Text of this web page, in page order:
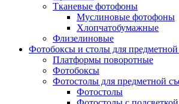
Тканевые фотофоны
Муслиновые фотофоны
Хлопчатобумажные
Флизелиновые
Фотобоксы и столы для
Платформы поворотные
Фотобоксы
Фотостолы для предметной
Фотостолы